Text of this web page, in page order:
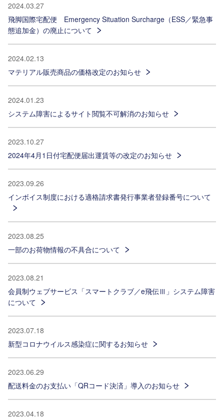
2024.03.27
飛脚国際宅配便 Emergency Situation Surcharge（ESS／緊急事
態追加金）の廃止について
2024.02.13
マテリアル販売商品の価格改定のお知らせ
2024.01.23
システム障害によるサイト閲覧不可解消のお知らせ
2023.10.27
2024年4月1日付宅配便届出運賃等の改定のお知らせ
2023.09.26
インボイス制度における適格請求書発行事業者登録番号について
2023.08.25
一部のお荷物情報の不具合について
2023.08.21
会員制ウェブサービス「スマートクラブ／e飛伝Ⅲ」システム障害
について
2023.07.18
新型コロナウイルス感染症に関するお知らせ
2023.06.29
配送料金のお支払い「QRコード決済」導入のお知らせ
2023.04.18